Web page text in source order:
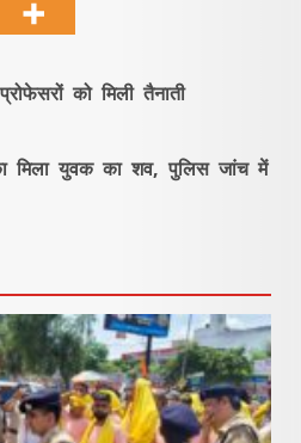
को मिली तैनाती
युवक का शव, पुलिस जांच में